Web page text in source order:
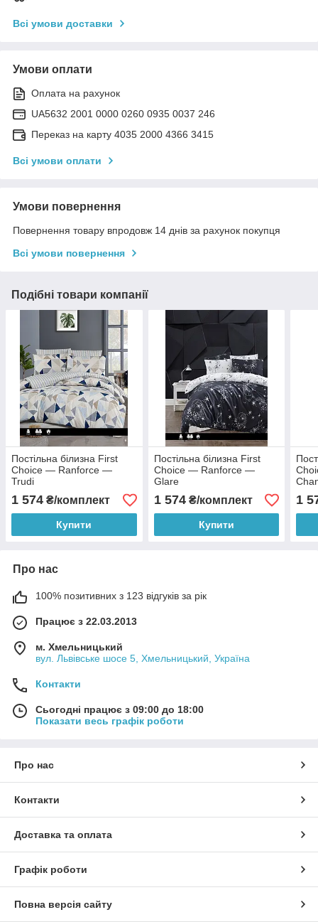
Всі умови доставки
Умови оплати
Оплата на рахунок
UA5632 2001 0000 0260 0935 0037 246
Переказ на карту 4035 2000 4366 3415
Всі умови оплати
Умови повернення
Повернення товару впродовж 14 днів за рахунок покупця
Всі умови повернення
Подібні товари компанії
Постільна білизна First
Choice — Ranforce —
Trudi
1 574 ₴/комплект
Купити
Постільна білизна First
Choice — Ranforce —
Glare
1 574₴/комплект
Купити
1
Про нас
100% позитивних з 123 відгуків за рік
Працює з 22.03.2013
м. Хмельницький
вул. Львівське шосе 5, Хмельницький, Україна
Контакти
Сьогодні працює з 09:00 до 18:00
Показати весь графік роботи
Про нас
Контакти
Доставка та оплата
Графік роботи
Повна версія сайту